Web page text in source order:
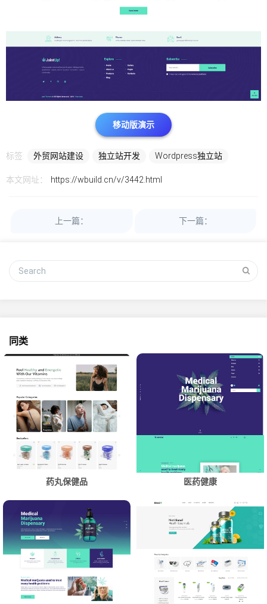
移动版演示
标签: 外贸网站建设 独立站开发 Wordpress独立站
本文网址： https://wbuild.cn/v/3442.html
上一篇： 下一篇：
同类
药丸保健品 医药健康